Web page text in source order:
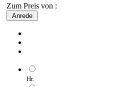
Zum Preis von :
Anrede
Hr.